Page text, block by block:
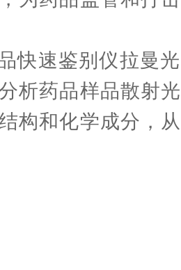
速鉴别仪拉曼光
析药品样品散射
构和化学成分，